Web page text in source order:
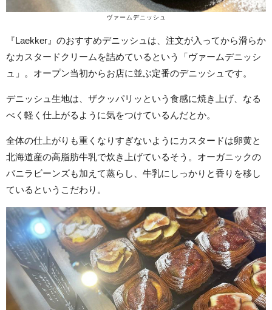
ヴァームデニッシュ
『Laekker』のおすすめデニッシュは、注文が入ってから滑らか
なカスタードクリームを詰めているという「ヴァームデニッシ
ュ」。オープン当初からお店に並ぶ定番のデニッシュです。
デニッシュ生地は、ザクッパリッという食感に焼き上げ、なる
べく軽く仕上がるように気をつけているんだとか。
全体の仕上がりも重くなりすぎないようにカスタードは卵黄と
北海道産の高脂肪牛乳で炊き上げているそう。オーガニックの
バニラビーンズも加えて蒸らし、牛乳にしっかりと香りを移し
ているというこだわり。